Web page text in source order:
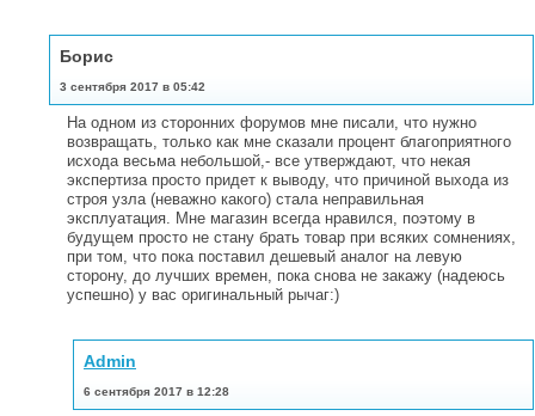
Борис
3 сентября 2017 в 05:42
На одном из сторонних форумов мне писали, что нужно
возвращать, только как мне сказали процент благоприятного
исхода весьма небольшой,- все утверждают, что некая
экспертиза просто придет к выводу, что причиной выхода из
строя узла (неважно какого) стала неправильная
эксплуатация. Мне магазин всегда нравился, поэтому в
будущем просто не стану брать товар при всяких сомнениях,
при том, что пока поставил дешевый аналог на левую
сторону, до лучших времен, пока снова не закажу (надеюсь
успешно) у вас оригинальный рычаг:)
Admin
6 сентября 2017 в 12:28